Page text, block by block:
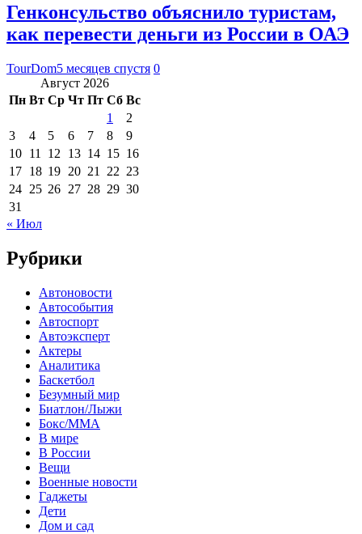
Генконсульство объяснило туристам,
как перевести деньги из России в ОАЭ
TourDom5 месяцев спустя 0
Август 2026
Пн Вт Ср Чт Пт Сб Вс
1
2
3
4 5 6 7 8
9
10 11 12 13 14 15 16
17 18 19 20 21 22 23
24 25 26 27 28 29 30
31
« Июл
Рубрики
Автоновости
Автособытия
Автоспорт
Автоэксперт
Актеры
Аналитика
Баскетбол
Безумный мир
Биатлон/Лыжи
Бокс/MMA
В мире
В России
Вещи
Военные новости
Гаджеты
Дети
Дом и сад